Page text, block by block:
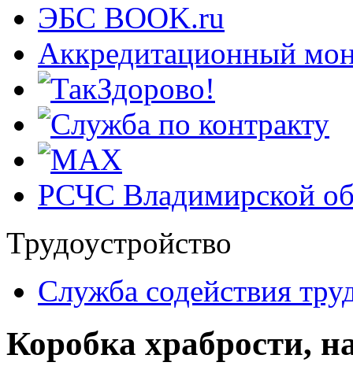
ЭБС BOOK.ru
Аккредитационный
РСЧС Владимирской
Трудоустройство
Cлужба содействия
Коробка храбрости,